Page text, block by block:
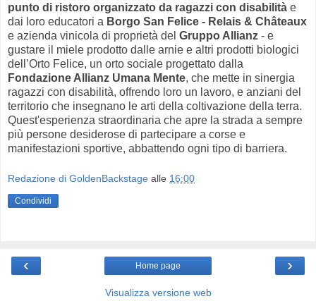
punto di ristoro organizzato da ragazzi con disabilità e
dai loro educatori a Borgo San Felice - Relais & Châteaux
e azienda vinicola di proprietà del Gruppo Allianz - e
gustare il miele prodotto dalle arnie e altri prodotti biologici
dell’Orto Felice, un orto sociale progettato dalla
Fondazione Allianz Umana Mente, che mette in sinergia
ragazzi con disabilità, offrendo loro un lavoro, e anziani del
territorio che insegnano le arti della coltivazione della terra.
Quest'esperienza straordinaria che apre la strada a sempre
più persone desiderose di partecipare a corse e
manifestazioni sportive, abbattendo ogni tipo di barriera.
Redazione di GoldenBackstage alle 16:00
Condividi
‹ ›
Home page
Visualizza versione web